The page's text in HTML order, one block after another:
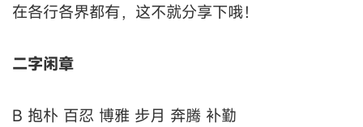
在各行各界都有，这不就分享下哦！
二字闲章
B 抱朴 百忍 博雅 步月 奔腾 补勤